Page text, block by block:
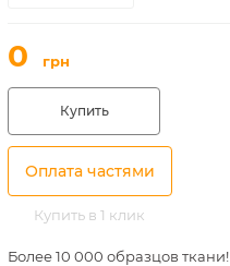
0 грн
Купить
Оплата частями
Купить в 1 клик
Более 10 000 образцов ткани!